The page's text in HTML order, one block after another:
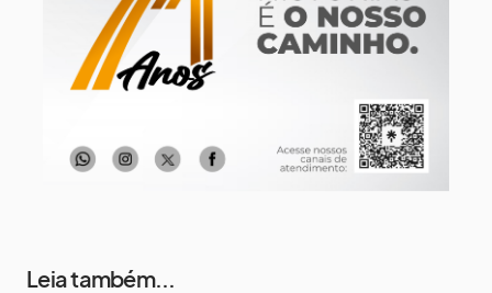
12 de agosto
Quarta-Feira 15° 9°
Leia também...